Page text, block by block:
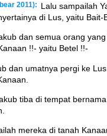
2011):
Lalu sampailah
di Lus, yaitu Bait-
dan semua orang
!!- yaitu Betel !!-
dan umatnya pergi ke
tiba di tempat
mereka di tanah